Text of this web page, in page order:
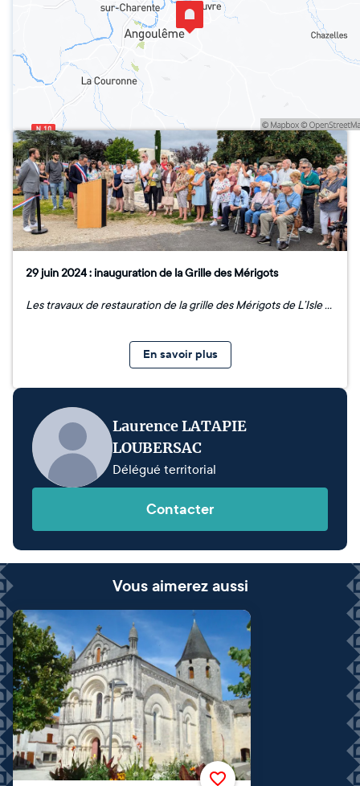
29 juin 2024 : inauguration de la Grille des Mérigots
Les travaux de restauration de la grille des Mérigots de L’Isle d’Espagnac sont achevés ! Le 29 juin, lors d’une cérémonie conviviale, la grille replacée au cœur du bourg, à l’entrée du parc municipal, a été inaugurée par le maire de l’Isle d’Espagnac, entouré de son équipe municipale, sous le regard attentif des participants venus en nombre, ainsi que des représentants de la Fondation du patrimoine, du Département de la Charente, du Grand Angoulême, et de l’association Pays d’art et d’histoire du Grand Angoulême. Cette restauration, fruit du travail méticuleux d'un artisan ferronnier qualifié, a été soutenue à hauteur de 5 000 € par la Fondation Belle Main, oeuvrant à la reconnaissance des savoir-faire artisanaux. Un engagement fort pour la valorisation du patrimoine historique de la commune de L’Isle d’Espagnac. Grâce à votre générosité, la collecte de dons a atteint 20% du montant total des travaux ! Merci !
En savoir plus
Laurence LATAPIE
LOUBERSAC
Délégué territorial
Contacter
Vous aimerez aussi